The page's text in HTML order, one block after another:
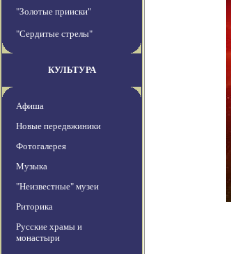
"Золотые прииски"
"Сердитые стрелы"
КУЛЬТУРА
Афиша
Новые передвжиники
Фотогалерея
Музыка
"Неизвестные" музеи
Риторика
Русские храмы и
монастыри